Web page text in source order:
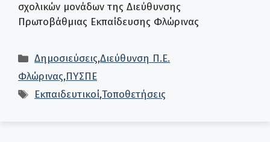
σχολικών μονάδων της Διεύθυνσης
Πρωτοβάθμιας Εκπαίδευσης Φλώρινας
Κατηγορίες
Δημοσιεύσεις,Διεύθυνση Π.Ε.
Φλώρινας,ΠΥΣΠΕ
Ετικέτες
Εκπαιδευτικοί,Τοποθετήσεις